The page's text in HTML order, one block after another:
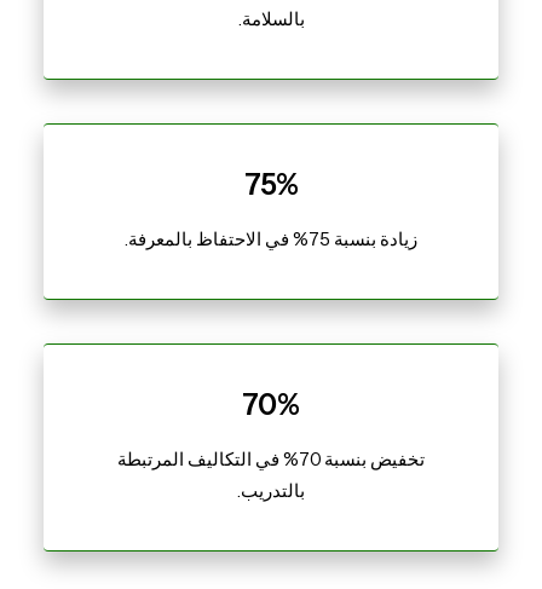
بالسلامة.
75%
زيادة بنسبة 75% في الاحتفاظ بالمعرفة.
70%
تخفيض بنسبة 70% في التكاليف المرتبطة
بالتدريب.